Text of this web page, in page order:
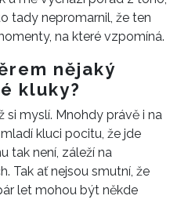
tady nepromarnil, že ten
na které vzpomíná.
nějaký
kluky?
si myslí. Mnohdy právě i na
kluci pocitu, že jde
tak není, záleží na
Tak ať nejsou smutní, že
let mohou být někde